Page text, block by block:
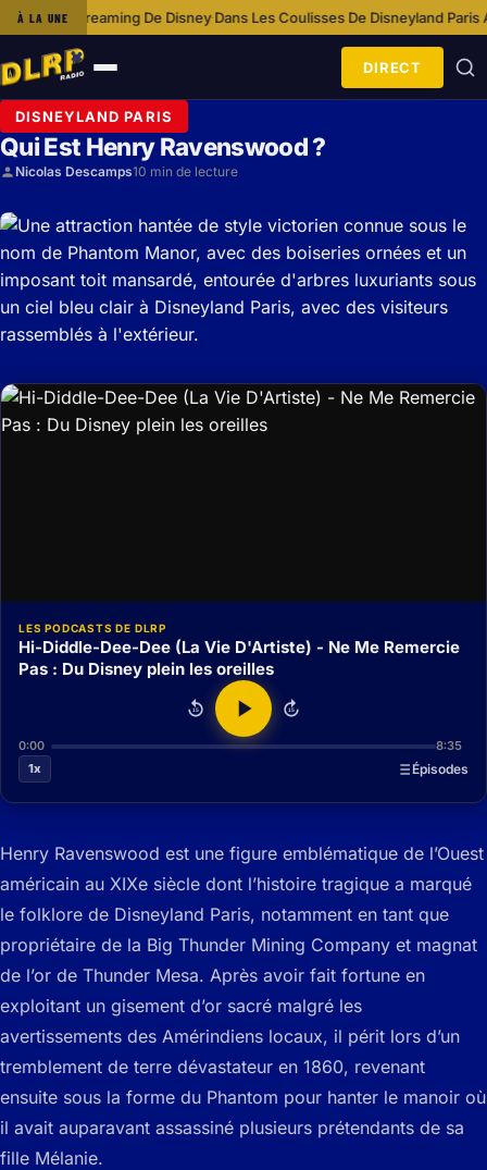
À LA UNE
De Disney·Dans Les Coulisses De Disneyland Paris Avec L’équipe
Ouvrir
le
menu
DIRECT
DISNEYLAND PARIS
Qui Est Henry Ravenswood ?
Nicolas Descamps10 min de lecture
LES PODCASTS DE DLRP
Hi-Diddle-Dee-Dee (La Vie D'Artiste) - Ne Me Remercie
Pas : Du Disney plein les oreilles
15 15
0:00
8:35
1x
Épisodes
Henry Ravenswood est une figure emblématique de l’Ouest
américain au XIXe siècle dont l’histoire tragique a marqué
le folklore de Disneyland Paris, notamment en tant que
propriétaire de la Big Thunder Mining Company et magnat
de l’or de Thunder Mesa. Après avoir fait fortune en
exploitant un gisement d’or sacré malgré les
avertissements des Amérindiens locaux, il périt lors d’un
tremblement de terre dévastateur en 1860, revenant
ensuite sous la forme du Phantom pour hanter le manoir où
il avait auparavant assassiné plusieurs prétendants de sa
fille Mélanie.